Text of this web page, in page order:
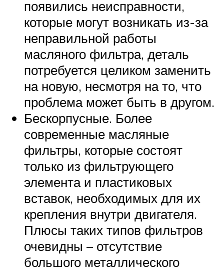
появились неисправности,
которые могут возникать из-за
неправильной работы
масляного фильтра, деталь
потребуется целиком заменить
на новую, несмотря на то, что
проблема может быть в другом.
Бескорпусные. Более
современные масляные
фильтры, которые состоят
только из фильтрующего
элемента и пластиковых
вставок, необходимых для их
крепления внутри двигателя.
Плюсы таких типов фильтров
очевидны – отсутствие
большого металлического